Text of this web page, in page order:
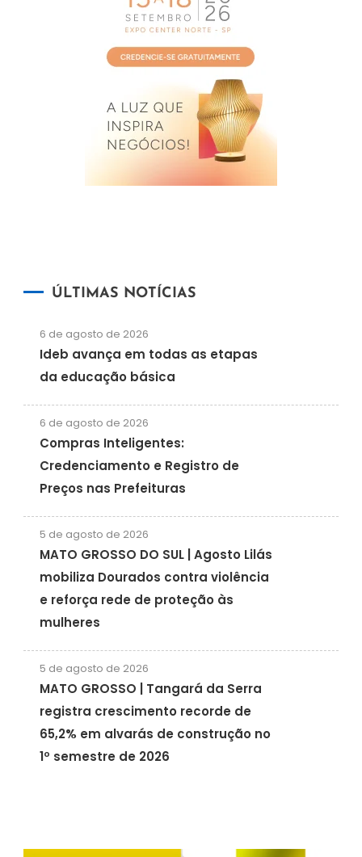
ÚLTIMAS NOTÍCIAS
6 de agosto de 2026
Ideb avança em todas as etapas
da educação básica
6 de agosto de 2026
Compras Inteligentes:
Credenciamento e Registro de
Preços nas Prefeituras
5 de agosto de 2026
MATO GROSSO DO SUL | Agosto Lilás
mobiliza Dourados contra violência
e reforça rede de proteção às
mulheres
5 de agosto de 2026
MATO GROSSO | Tangará da Serra
registra crescimento recorde de
65,2% em alvarás de construção no
1º semestre de 2026